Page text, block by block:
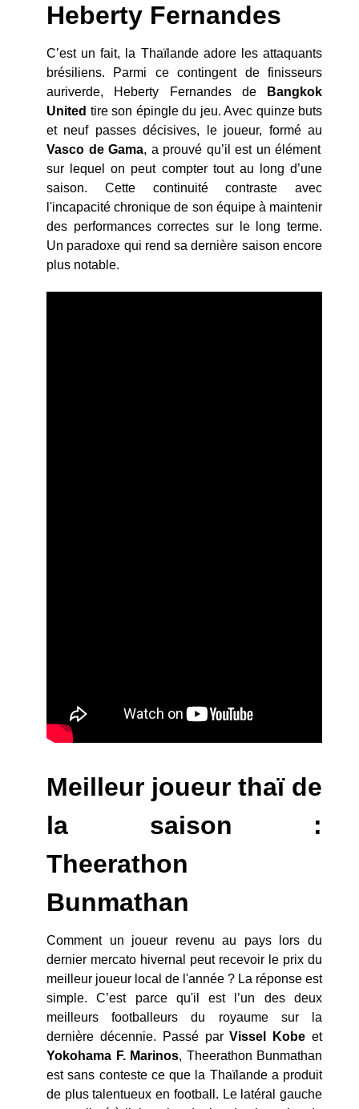
Heberty Fernandes
C’est un fait, la Thaïlande adore les attaquants
brésiliens. Parmi ce contingent de finisseurs
auriverde, Heberty Fernandes de
Bangkok
United tire son épingle du jeu. Avec quinze buts
et neuf passes décisives, le joueur, formé au
Vasco de Gama, a prouvé qu’il est un élément
sur lequel on peut compter tout au long d’une
saison. Cette continuité contraste avec
l'incapacité chronique de son équipe à maintenir
des performances correctes sur le long terme.
Un paradoxe qui rend sa dernière saison encore
plus notable.
Meilleur joueur thaï de
la saison :
Theerathon
Bunmathan
Comment un joueur revenu au pays lors du
dernier mercato hivernal peut recevoir le prix du
meilleur joueur local de l'année ? La réponse est
simple. C’est parce qu'il est l’un des deux
meilleurs footballeurs du royaume sur la
dernière décennie. Passé parVissel Kobe et
Yokohama F. Marinos, Theerathon Bunmathan
est sans conteste ce que la Thaïlande a produit
de plus talentueux en football. Le latéral gauche